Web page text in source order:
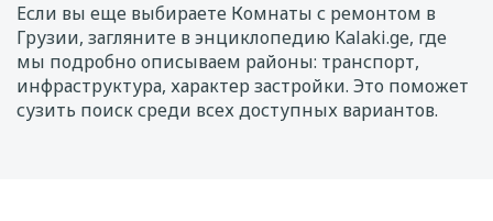
Если вы еще выбираете Комнаты с ремонтом в
Грузии, загляните в энциклопедию Kalaki.ge, где
мы подробно описываем районы: транспорт,
инфраструктура, характер застройки. Это поможет
сузить поиск среди всех доступных вариантов.